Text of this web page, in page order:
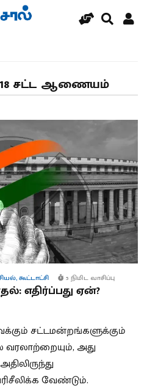
சட்ட ஆணையம்
,கூட்டாட்சி 5 நிமிட வாசிப்பு
எதிர்ப்பது ஏன்?
சட்டமன்றங்களுக்கும்
அது
வேண்டும்.